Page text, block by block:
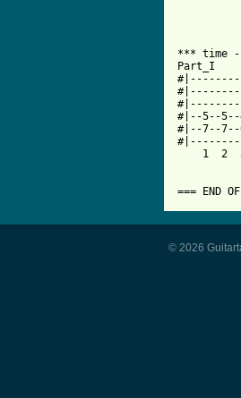
*** time -
Part_I
#|--5--
#|--7--
1  2
=== END
© 2026